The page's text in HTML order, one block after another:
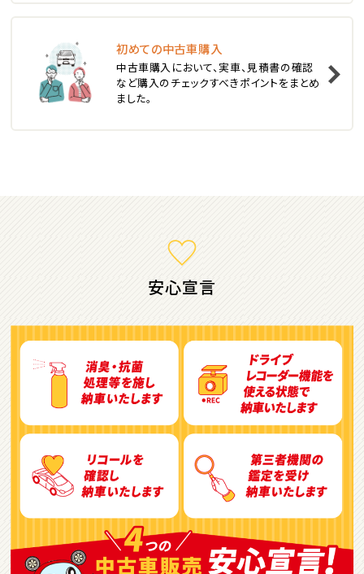
3位
トヨタ
カローラフィールダー
2
アルファード
位
トヨタ
ヴォクシー
ＳＵＶ・クロカン
1位
初めての中古車購入
中古車購入において、実車、見積書の確認
など購入のチェックすべきポイントをまとめ
ました。
安心宣言